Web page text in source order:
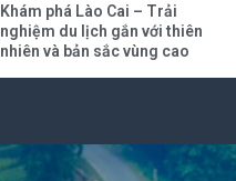
Khám phá Lào Cai – Trải
nghiệm du lịch gắn với thiên
nhiên và bản sắc vùng cao